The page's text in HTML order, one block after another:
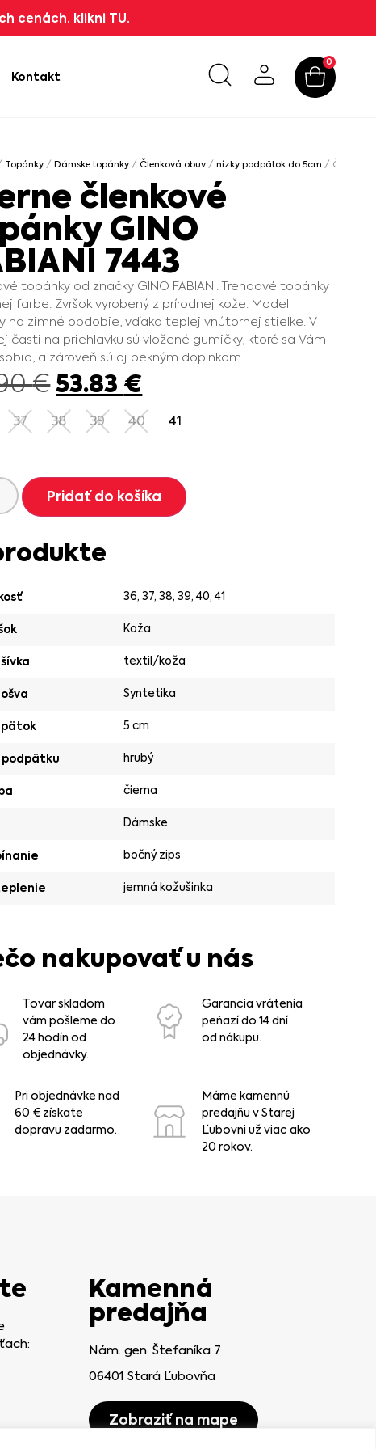
cenách. klikni TU.
Kontakt
0
Topánky /Dámske topánky / Členková obuv /nízky podpätok do 5cm / Čierne
členkové
GINO
7443
topánky od značky GINO FABIANI. Trendové topánky
farbe. Zvršok vyrobený z prírodnej kože. Model
na zimné obdobie, vďaka teplej vnútornej stielke. V
časti na priehlavku sú vložené gumičky, ktoré sa Vám
a zároveň sú aj pekným doplnkom.
€53.83 €
37 38 39 40 41
Pridať do košíka
36,37,38,39,40,41
Koža
textil/koža
Syntetika
5 cm
podpätku hrubý
čierna
Dámske
bočný zips
jemná kožušinka
nakupovať u nás
Tovar skladom
vám pošleme do
24 hodín od
objednávky.
Garancia vrátenia
peňazí do 14 dní
od nákupu.
Pri objednávke nad
60 € získate
dopravu zadarmo.
Máme kamennú
predajňu v Starej
Ľubovni už viac ako
20 rokov.
Kamenná
predajňa
Nám. gen. Štefaníka 7
06401 Stará Ľubovňa
Zobraziť na mape